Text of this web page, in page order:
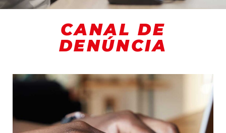
CANAL DE
DENÚNCIA